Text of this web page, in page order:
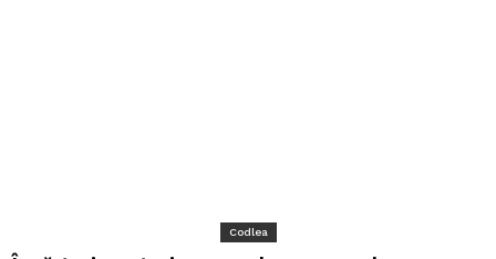
Codlea